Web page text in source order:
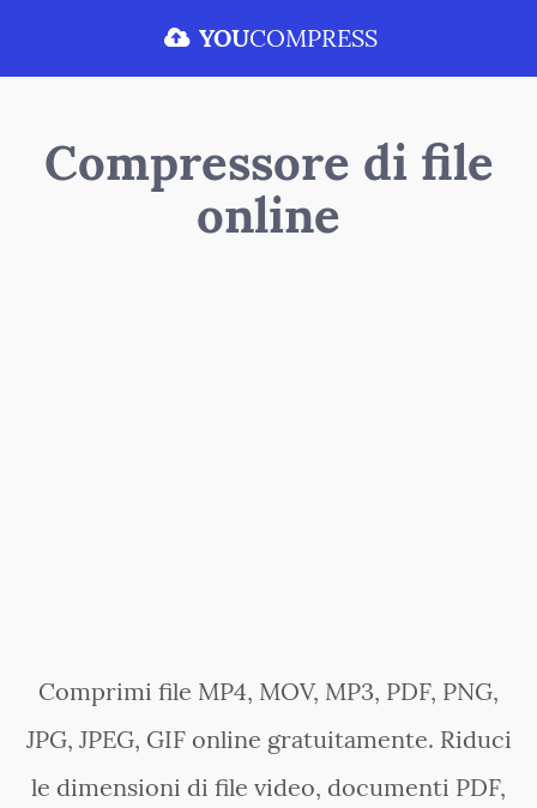
YOUCOMPRESS
Compressore di file
online
Comprimi file MP4, MOV, MP3, PDF, PNG,
JPG, JPEG, GIF online gratuitamente. Riduci
le dimensioni di file video, documenti PDF,